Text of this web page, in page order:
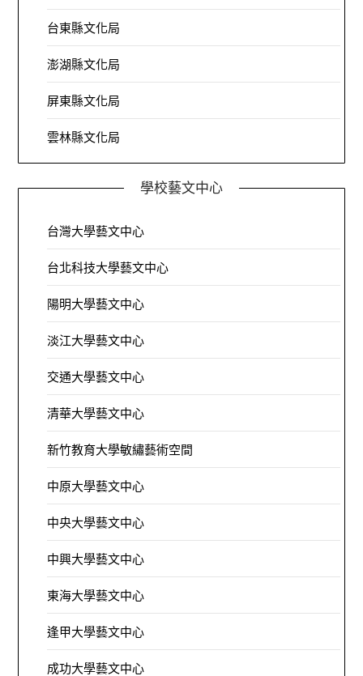
台東縣文化局
澎湖縣文化局
屏東縣文化局
雲林縣文化局
學校藝文中心
台灣大學藝文中心
台北科技大學藝文中心
陽明大學藝文中心
淡江大學藝文中心
交通大學藝文中心
清華大學藝文中心
新竹教育大學敏繡藝術空間
中原大學藝文中心
中央大學藝文中心
中興大學藝文中心
東海大學藝文中心
逢甲大學藝文中心
成功大學藝文中心